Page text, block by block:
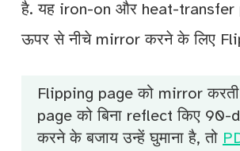
है. यह iron-on और heat-transfer
ऊपर से नीचे mirror करने के लिए
Flipping page को mirror
page को बिना reflect किए
करने के बजाय उन्हें घुमाना है, तो